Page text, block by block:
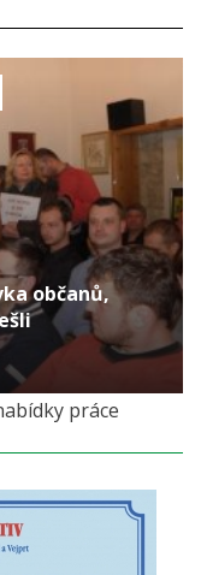
občanů,
práce